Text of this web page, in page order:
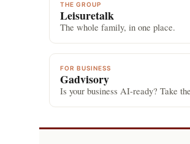
THE GROUP
Leisuretalk
The whole family, in one place.
FOR BUSINESS
Gadvisory
Is your business AI-ready? Take